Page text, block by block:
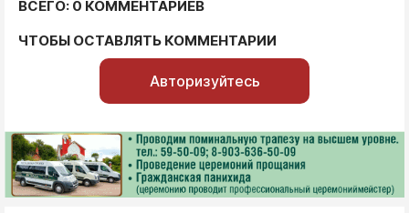
ВСЕГО: 0 КОММЕНТАРИЕВ
ЧТОБЫ ОСТАВЛЯТЬ КОММЕНТАРИИ
Авторизуйтесь